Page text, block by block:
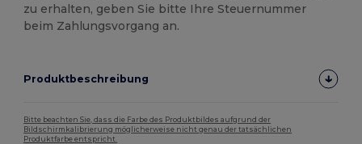
zu erhalten, geben Sie bitte Ihre Steuernummer
beim Zahlungsvorgang an.
Produktbeschreibung
Bitte beachten Sie, dass die Farbe des Produktbildes aufgrund der
Bildschirmkalibrierung möglicherweise nicht genau der tatsächlichen
Produktfarbe entspricht.